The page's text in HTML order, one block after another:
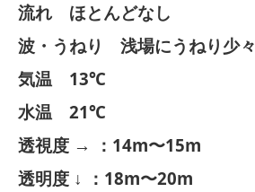
流れ ほとんどなし
波・うねり 浅場にうねり少々
気温 13℃
水温 21℃
透視度 → ：14m〜15m
透明度 ↓ ：18m〜20m